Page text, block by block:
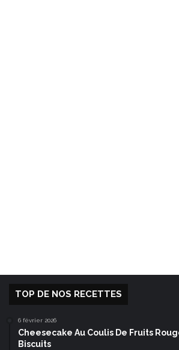
TOP DE NOS RECETTES
6 février 2026
Cheesecake Au Coulis De Fruits
Biscuits